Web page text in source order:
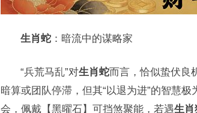
生肖蛇 ：暗流中的谋略家
“兵荒马乱”对生肖蛇而言，恰似蛰伏良
暗算或团队停滞，但其“以退为进”的智慧
会，佩戴【黑曜石】可挡煞聚能，若遇生肖